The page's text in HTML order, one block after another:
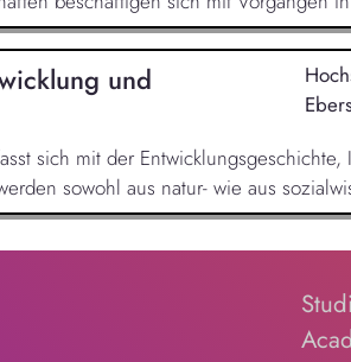
und
sich mit der
sowohl aus natur- wie aus